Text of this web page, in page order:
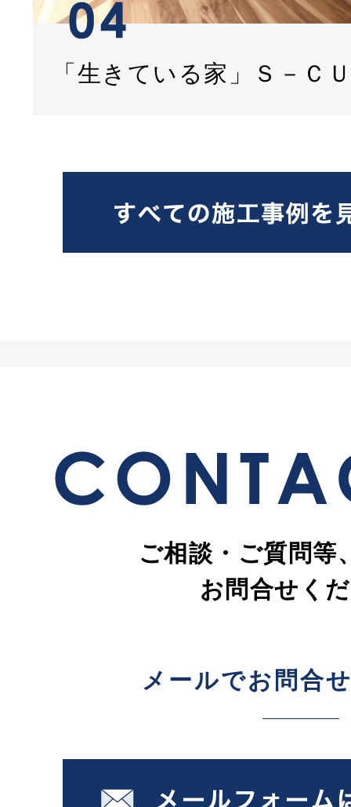
「生きている家」Ｓ－Ｃ
ご相談・ご質問等
お問合せく
メールでお問合